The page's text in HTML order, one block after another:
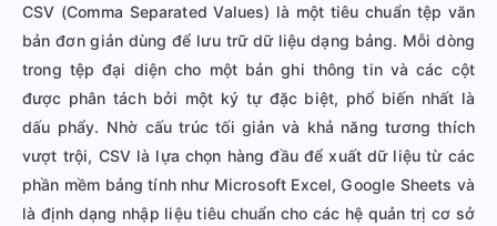
CSV (Comma Separated Values) là một tiêu chuẩn tệp văn
bản đơn giản dùng để lưu trữ dữ liệu dạng bảng. Mỗi dòng
trong tệp đại diện cho một bản ghi thông tin và các cột
được phân tách bởi một ký tự đặc biệt, phổ biến nhất là
dấu phẩy. Nhờ cấu trúc tối giản và khả năng tương thích
vượt trội, CSV là lựa chọn hàng đầu để xuất dữ liệu từ các
phần mềm bảng tính như Microsoft Excel, Google Sheets và
là định dạng nhập liệu tiêu chuẩn cho các hệ quản trị cơ sở